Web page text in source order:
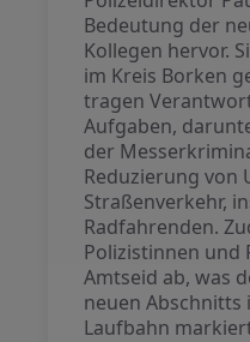
Bedeutung der
Kollegen hervor.
im Kreis Borken
tragen
Aufgaben,
der
Reduzierung von
Straßenverkehr,
Radfahrenden.
Polizistinnen und
Amtseid ab, was
neuen
Laufbahn